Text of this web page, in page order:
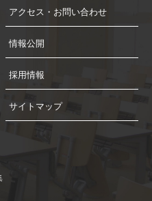
アクセス・お問い合わせ
情報公開
採用情報
サイトマップ